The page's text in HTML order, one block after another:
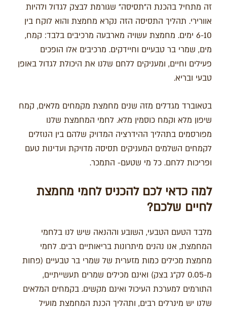
זה מתחיל בהכנת ה"תסיסה" שגורמת לבצק לגדול ולהיות
אוורירי. תהליך התסיסה הזה נקרא מחמצת והוא לוקח בין
6-10 ימים. מחמצת עשויה מארבעה מרכיבים בלבד: קמח,
מים, שמרי בר טבעיים וחיידקים. מרכיבים אלו הופכים
פעילים וחיים, ומעניקים ללחם שלנו את היכולת לגדול באופן
טבעי ובריא.
בטאוברד מגדלים מזה שנים מחמצת מקמחים מלאים, קמח
שיפון מלא וקמח כוסמין מלא. לחמי המחמצת שלנו
מפורסמים בתהליך ההידרציה המדויק שלהם בין הנוזלים
לקמחים השלמים המעניקים תסיסה מדויקת ועדינות טעם
ופריכות ללחם. כל מי שטעם- התמכר.
למה כדאי לכם להכניס לחמי מחמצת
לחיים שלכם?
מלבד הטעם הטבעי, השובע וההנאה שיש לנו בלחמי
המחמצת, אנו נהנים מיתרונות בריאותיים רבים. לחמי
מחמצת מכילים כמות מזערית של שמרי בר טבעיים (פחות
מ-0.05 לק"ג בצק) ואינם מכילים שמרים תעשייתיים,
התורמים למערכת העיכול ואינם מקשים. בקמחים המלאים
שלנו יש מינרלים רבים, ותהליך הכנת המחמצת מועיל